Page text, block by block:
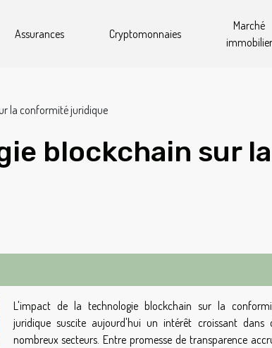
Assurances Cryptomonnaies
Marché
immobilier
la conformité juridique
blockchain sur
L'impact de la technologie blockchain sur la
juridique suscite aujourd'hui un intérêt croissant dans
nombreux secteurs. Entre promesse de transparence